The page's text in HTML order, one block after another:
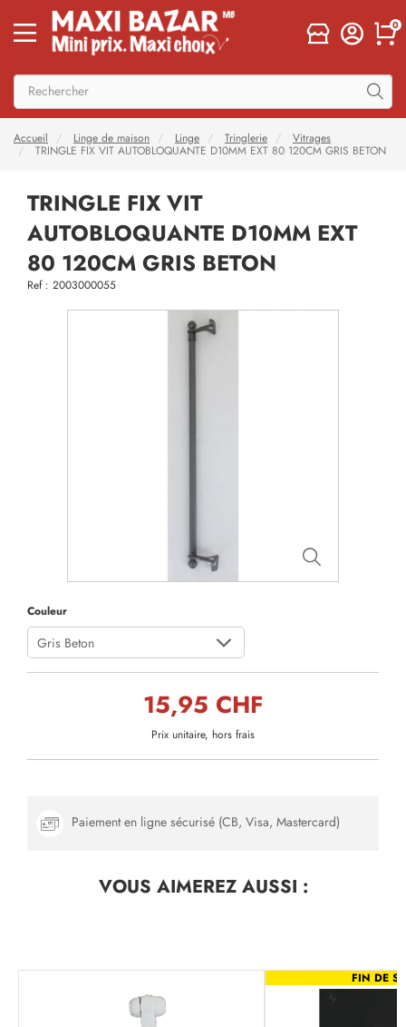
0
Accueil Linge de maison Linge Tringlerie
Vitrages
TRINGLE FIX VIT AUTOBLOQUANTE D10MM EXT 80 120CM GRIS BETON
TRINGLE FIX VIT
AUTOBLOQUANTE D10MM EXT
80 120CM GRIS BETON
Ref : 2003000055
Couleur
Gris Beton
15,95 CHF
Prix unitaire, hors frais
Paiement en ligne sécurisé (CB, Visa, Mastercard)
VOUS AIMEREZAUSSI :
FIN DE